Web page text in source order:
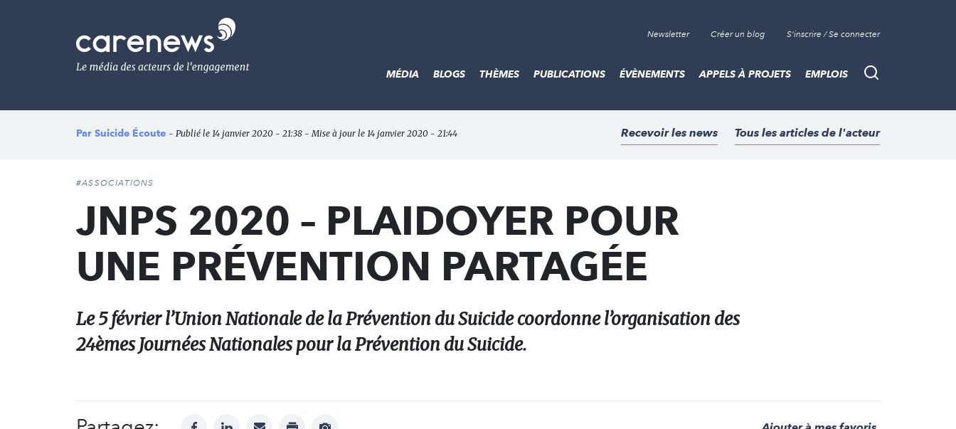
Le
média
de
l'engagement
Newsletter Créer un blog S'inscrire / Se connecter
Recherche
MÉDIA BLOGS THÈMES PUBLICATIONS ÉVÈNEMENTS APPELS À PROJETS EMPLOIS
Par Suicide Écoute - Publié le 14 janvier 2020 - 21:38 - Mise à jour le 14 janvier 2020 - 21:44 Recevoir les news Tous les articles de l'acteur
#ASSOCIATIONS
JNPS 2020 – PLAIDOYER POUR
UNE PRÉVENTION PARTAGÉE
Le 5 février l’Union Nationale de la Prévention du Suicide coordonne l’organisation des
24èmes Journées Nationales pour la Prévention du Suicide.
facebooklinkedinmail print
Afficher